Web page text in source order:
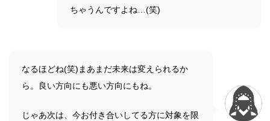
ちゃうんですよね…(笑)
なるほどね(笑)まあまだ未来は変えられるか
ら。良い方向にも悪い方向にもね。
じゃあ次は、今お付き合いしてる方に対象を限